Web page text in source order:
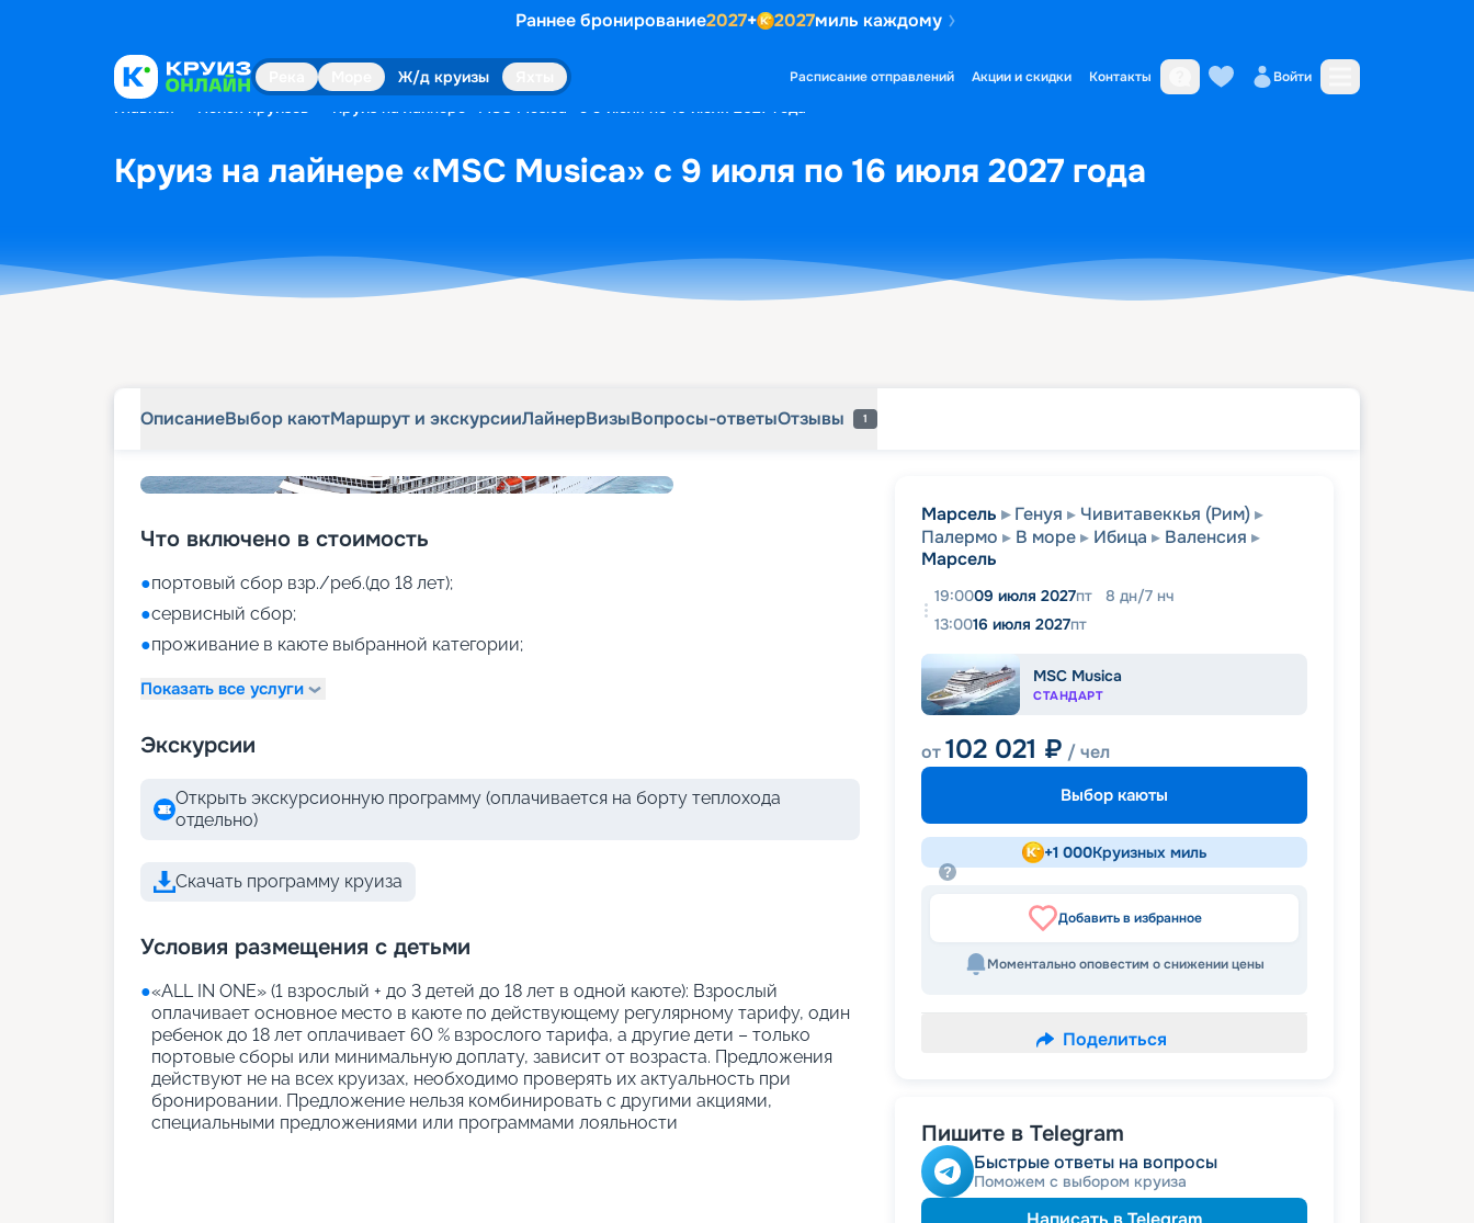
Раннее бронирование2027+ 2027миль каждому
Ж/д круизы Расписание отправлений Акции и скидки Контакты Войти
Главная Поиск круизов Круиз на лайнере «MSC Musica» с 9 июля по 16 июля 2027 года
Круиз на лайнере «MSC Musica» с 9 июля по 16 июля 2027 года
ОписаниеВыбор каютМаршрут и экскурсииЛайнерВизыВопросы-ответыОтзывы 1
Что включено в стоимость
●портовый сбор взр./реб.(до 18 лет);
●сервисный сбор;
●проживание в каюте выбранной категории;
Показать все услуги
Экскурсии
Открыть экскурсионную программу (оплачивается на борту теплохода
отдельно)
Скачать программу круиза
Условия размещения с детьми
●«АLL IN ONE» (1 взрослый + до 3 детей до 18 лет в одной каюте): Взрослый
оплачивает основное место в каюте по действующему регулярному тарифу, один
ребенок до 18 лет оплачивает 60 % взрослого тарифа, а другие дети – только
портовые сборы или минимальную доплату, зависит от возраста. Предложения
действуют не на всех круизах, необходимо проверять их актуальность при
бронировании. Предложение нельзя комбинировать с другими акциями,
специальными предложениями или программами лояльности
Марсель Генуя
Чивитавеккья (Рим)
Палермо
В море Ибица
Валенсия
Марсель
19:0009 июля 2027пт 8 дн/7 нч
13:0016 июля 2027пт
MSC Musica
СТАНДАРТ
от102 021 ₽ / чел
Выбор каюты
+1 000Круизных миль
Добавить в избранное
Моментально оповестим о снижении цены
Поделиться
Пишите в Telegram
Быстрые ответы на вопросы
Поможем с выбором круиза